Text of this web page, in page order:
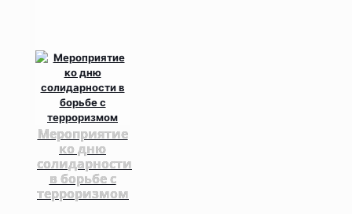
Мероприятие
ко дню
солидарности
в борьбе с
терроризмом